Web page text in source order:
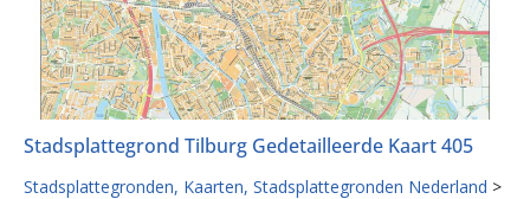
Stadsplattegrond Tilburg Gedetailleerde Kaart 405
Stadsplattegronden Kaarten Stadsplattegronden Nederland >